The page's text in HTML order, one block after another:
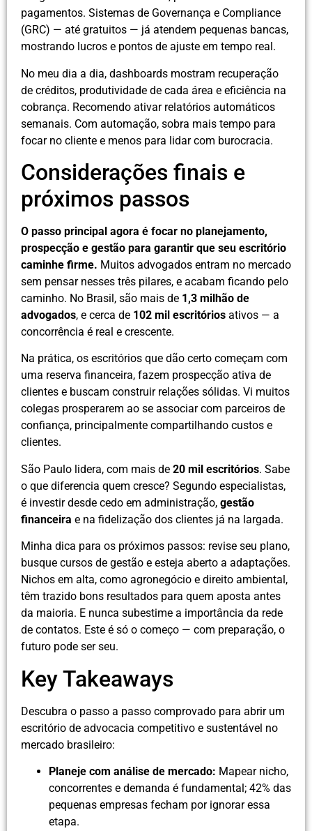
pagamentos. Sistemas de Governança e Compliance
(GRC) — até gratuitos — já atendem pequenas bancas,
mostrando lucros e pontos de ajuste em tempo real.
No meu dia a dia, dashboards mostram recuperação
de créditos, produtividade de cada área e eficiência na
cobrança. Recomendo ativar relatórios automáticos
semanais. Com automação, sobra mais tempo para
focar no cliente e menos para lidar com burocracia.
Considerações finais e
próximos passos
O passo principal agora é focar no planejamento,
prospecção e gestão para garantir que seu escritório
caminhe firme. Muitos advogados entram no mercado
sem pensar nesses três pilares, e acabam ficando pelo
caminho. No Brasil, são mais de 1,3 milhão de
advogados, e cerca de 102 mil escritórios ativos — a
concorrência é real e crescente.
Na prática, os escritórios que dão certo começam com
uma reserva financeira, fazem prospecção ativa de
clientes e buscam construir relações sólidas. Vi muitos
colegas prosperarem ao se associar com parceiros de
confiança, principalmente compartilhando custos e
clientes.
São Paulo lidera, com mais de 20 mil escritórios. Sabe
o que diferencia quem cresce? Segundo especialistas,
é investir desde cedo em administração, gestão
financeira e na fidelização dos clientes já na largada.
Minha dica para os próximos passos: revise seu plano,
busque cursos de gestão e esteja aberto a adaptações.
Nichos em alta, como agronegócio e direito ambiental,
têm trazido bons resultados para quem aposta antes
da maioria. E nunca subestime a importância da rede
de contatos. Este é só o começo — com preparação, o
futuro pode ser seu.
Key Takeaways
Descubra o passo a passo comprovado para abrir um
escritório de advocacia competitivo e sustentável no
mercado brasileiro:
Planeje com análise de mercado: Mapear nicho,
concorrentes e demanda é fundamental; 42% das
pequenas empresas fecham por ignorar essa
etapa.